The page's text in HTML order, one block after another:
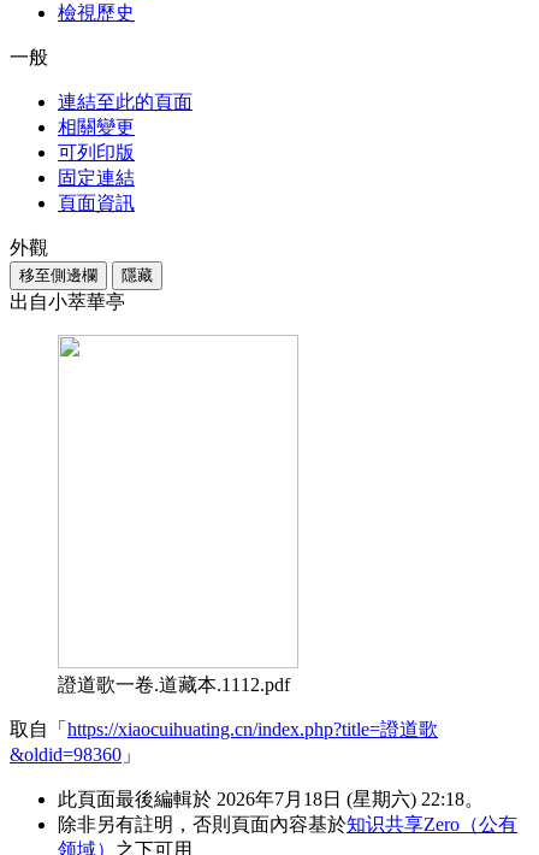
檢視歷史
一般
連結至此的頁面
相關變更
可列印版
固定連結
頁面資訊
外觀
移至側邊欄 隱藏
出自小萃華亭
證道歌一卷.道藏本.1112.pdf
取自「 https://xiaocuihuating.cn/index.php?title=證道歌
&oldid=98360 」
此頁面最後編輯於 2026年7月18日 (星期六) 22:18。
除非另有註明，否則頁面內容基於知识共享Zero（公有
领域） 之下可用